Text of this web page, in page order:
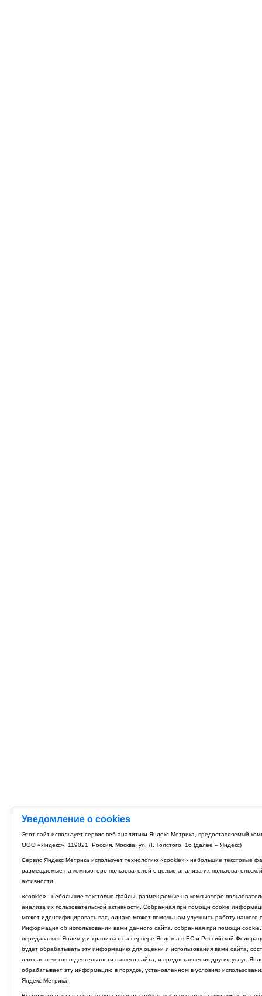
Уведомление о cookies
Этот сайт использует сервис веб-аналитики Яндекс Метрика, предоставляемый
ООО «Яндекс», 119021, Россия, Москва, ул. Л. Толстого, 16 (далее – Яндекс)
Сервис Яндекс Метрика использует технологию «cookie» - небольшие текстовые
размещаемые на компьютере пользователей с целью анализа их пользовательской
активности.
«cookie» - небольшие текстовые файлы, размещаемые на компьютере
анализа их пользовательской активности. Собранная при помощи cookie
может идентифицировать вас, однако может помочь нам улучшить работу нашего
Информация об использовании вами данного сайта, собранная при помощи cookie,
передаваться Яндексу и храниться на сервере Яндекса в ЕС и Российской
будет обрабатывать эту информацию для оценки и использования вами сайта,
для нас отчетов о деятельности нашего сайта, и предоставления других услуг.
обрабатывает эту информацию в порядке, установленном в условиях
Яндекс Метрика.